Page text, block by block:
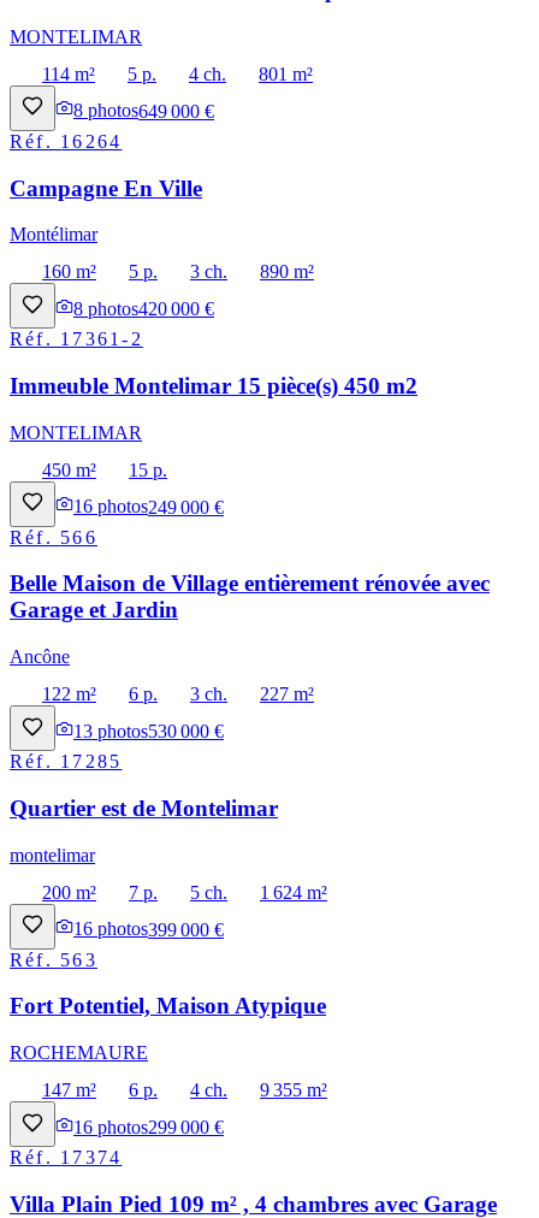
MONTELIMAR
114 m²
5 p. 4 ch.
801 m²
8 photos649 000 €
Réf. 16264
Campagne En Ville
Montélimar
160 m²
5 p. 3 ch.
890 m²
8 photos420 000 €
Réf. 17361-2
Immeuble Montelimar 15 pièce(s) 450 m2
MONTELIMAR
450 m²
15 p.
16 photos249 000 €
Réf. 566
Belle Maison de Village entièrement rénovée avec
Garage et Jardin
Ancône
122 m²
6 p. 3 ch.
227 m²
13 photos530 000 €
Réf. 17285
Quartier est de Montelimar
montelimar
200 m²
7 p. 5 ch.
1 624 m²
16 photos399 000 €
Réf. 563
Fort Potentiel, Maison Atypique
ROCHEMAURE
147 m²
6 p. 4 ch.
9 355 m²
16 photos299 000 €
Réf. 17374
Villa Plain Pied 109 m² , 4 chambres avec Garage